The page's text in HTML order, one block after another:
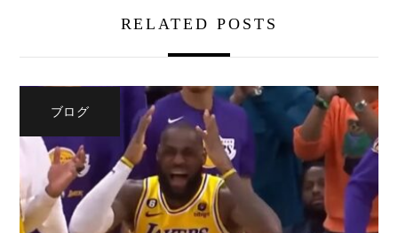
RELATED POSTS
ブログ